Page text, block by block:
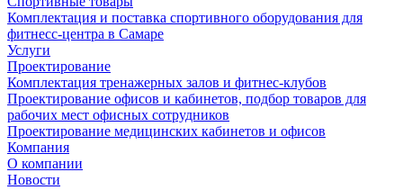
Комплектация и поставка спортивного оборудования для
фитнесс-центра в Самаре
Услуги
Проектирование
Комплектация тренажерных залов и фитнес-клубов
Проектирование офисов и кабинетов, подбор товаров для
рабочих мест офисных сотрудников
Проектирование медицинских кабинетов и офисов
Компания
О компании
Новости